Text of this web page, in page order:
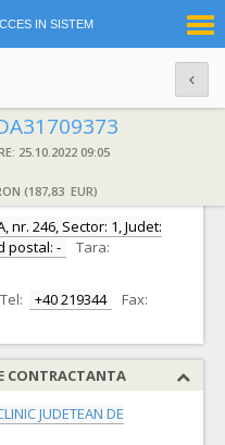
IN SISTEM
25.10.2022 09:05
(187,83 EUR)
CIF:
27698631
nr. 246, Sector: 1, Judet:
postal: -
Tara:
Tel: +40 219344
Fax:
CONTRACTANTA
JUDETEAN DE